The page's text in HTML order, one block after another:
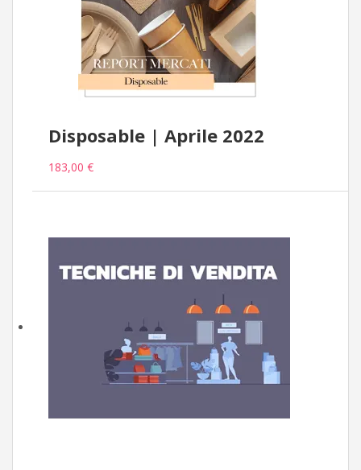
Disposable | Aprile 2022
183,00 €